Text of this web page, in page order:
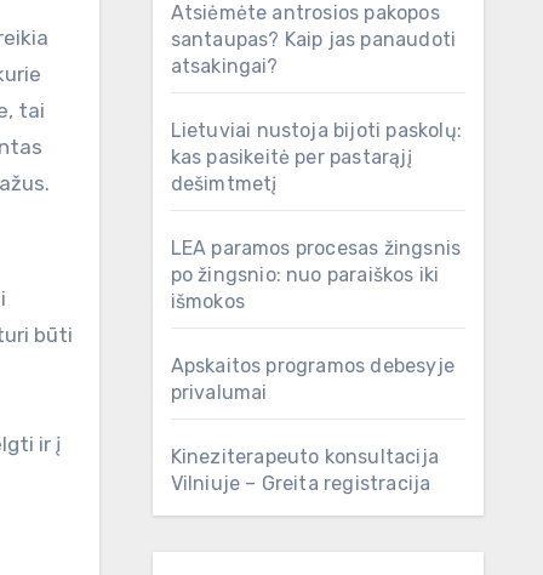
tai
būti
ir į
Atsiėmėte antrosios pakopos
santaupas? Kaip jas panaudoti
atsakingai?
Lietuviai nustoja bijoti paskolų:
kas pasikeitė per pastarąjį
dešimtmetį
LEA paramos procesas žingsnis
po žingsnio: nuo paraiškos iki
išmokos
Apskaitos programos debesyje
privalumai
Kineziterapeuto konsultacija
Vilniuje – Greita registracija